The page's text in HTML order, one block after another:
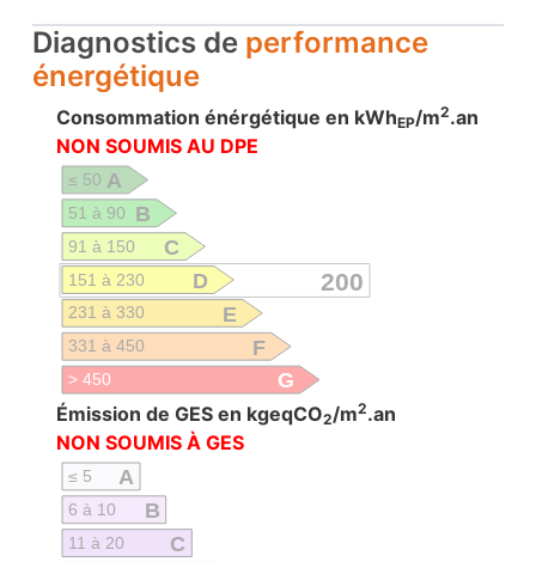
Diagnostics de performance
énergétique
Consommation énérgétique en kWhEP/m2.an
NON SOUMIS AU DPE
A
≤ 50
B
51 à 90
C
91 à 150
200
D
151 à 230
E
231 à 330
F
331 à 450
G
> 450
Émission de GES en kgeqCO2/m2.an
NON SOUMIS À GES
A
≤ 5
B
6 à 10
C
11 à 20